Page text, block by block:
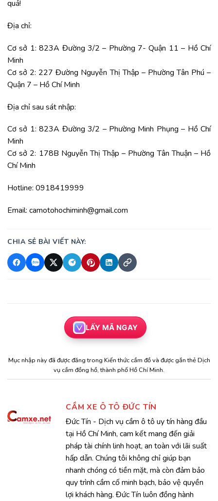
quả!
Địa chỉ:
Cơ sở 1: 823A Đường 3/2 – Phường 7- Quận 11 – Hồ Chí
Minh
Cơ sở 2: 227 Đường Nguyễn Thị Thập – Phường Tân Phú –
Quận 7 – Hồ Chí Minh
Địa chỉ sau sát nhập:
Cơ sở 1: 823A Đường 3/2 – Phường Minh Phụng – Hồ Chí
Minh
Cơ sở 2: 178B Nguyễn Thị Thập – Phường Tân Thuận – Hồ
Chí Minh
Hotline: 0918419999
Email: camotohochiminh@gmail.com
CHIA SẺ BÀI VIẾT NÀY:
LẤY MÃ NGAY
Mục nhập này đã được đăng trong Kiến thức cầm đồvà được gắn thẻDịch
vụ cầm đồng hồ,thành phố Hồ Chí Minh.
CẦM XE Ô TÔ ĐỨC TÍN
Đức Tín - Dịch vụ cầm ô tô uy tín hàng đầu
tại Hồ Chí Minh, cam kết mang đến giải
pháp tài chính linh hoạt, an toàn với lãi suất
hấp dẫn. Chúng tôi không chỉ giúp bạn
nhanh chóng có tiền mặt, mà còn đảm bảo
quy trình cầm cố minh bạch, bảo vệ quyền
lợi khách hàng. Đức Tín luôn đồng hành